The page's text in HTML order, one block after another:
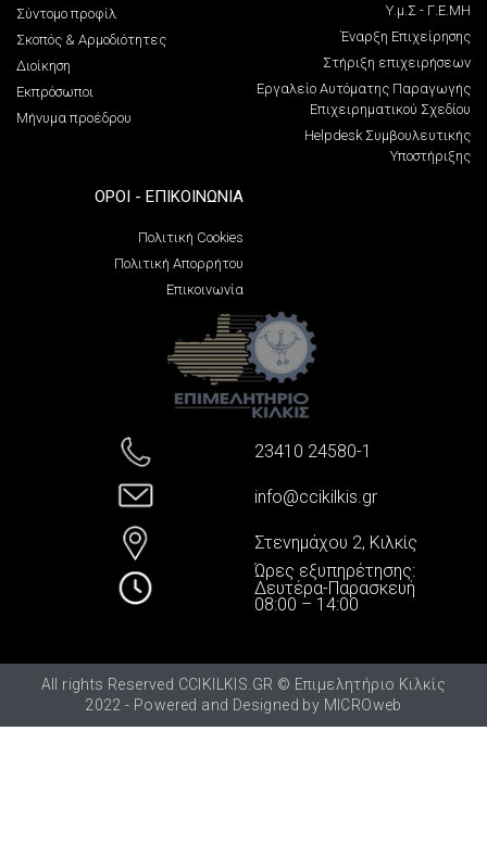
Σύντομο προφίλ
Σκοπός & Αρμοδιότητες
Διοίκηση
Εκπρόσωποι
Μήνυμα προέδρου
Υ.μ.Σ - Γ.Ε.ΜΗ
Έναρξη Επιχείρησης
Στήριξη επιχειρήσεων
Εργαλείο Αυτόματης Παραγωγής
Επιχειρηματικού Σχεδίου
Helpdesk Συμβουλευτικής
Υποστήριξης
ΌΡΟΙ - ΕΠΙΚΟΙΝΩΝΊΑ
Πολιτική Cookies
Πολιτική Απορρήτου
Επικοινωνία
23410 24580-1
info@ccikilkis.gr
Στενημάχου 2, Κιλκίς
Ώρες εξυπηρέτησης:
Δευτέρα-Παρασκευή
08:00 – 14:00
All rights Reserved CCIKILKIS.GR © Επιμελητήριο Κιλκίς
2022 - Powered and Designed by MICROweb